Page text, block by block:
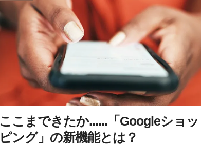
ここまできたか......「Googleショッ
ピング」の新機能とは？